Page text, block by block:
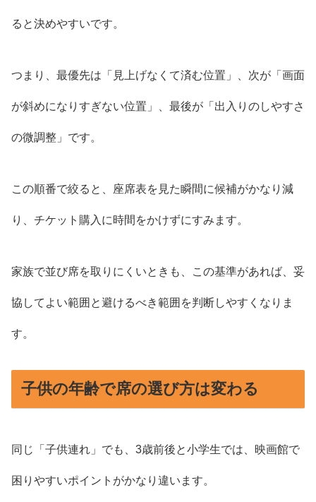
ると決めやすいです。
つまり、最優先は「見上げなくて済む位置」、次が「画面
が斜めになりすぎない位置」、最後が「出入りのしやすさ
の微調整」です。
この順番で絞ると、座席表を見た瞬間に候補がかなり減
り、チケット購入に時間をかけずにすみます。
家族で並び席を取りにくいときも、この基準があれば、妥
協してよい範囲と避けるべき範囲を判断しやすくなりま
す。
子供の年齢で席の選び方は変わる
同じ「子供連れ」でも、3歳前後と小学生では、映画館で
困りやすいポイントがかなり違います。